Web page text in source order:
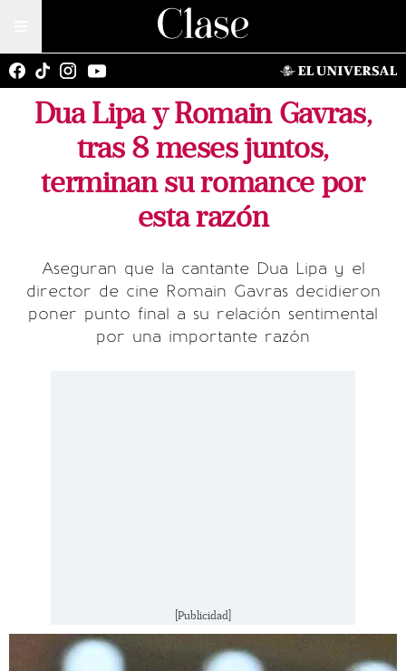
Dua Lipa y Romain Gavras,
tras 8 meses juntos,
terminan su romance por
esta razón
Aseguran que la cantante Dua Lipa y el
director de cine Romain Gavras decidieron
poner punto final a su relación sentimental
por una importante razón
[Publicidad]